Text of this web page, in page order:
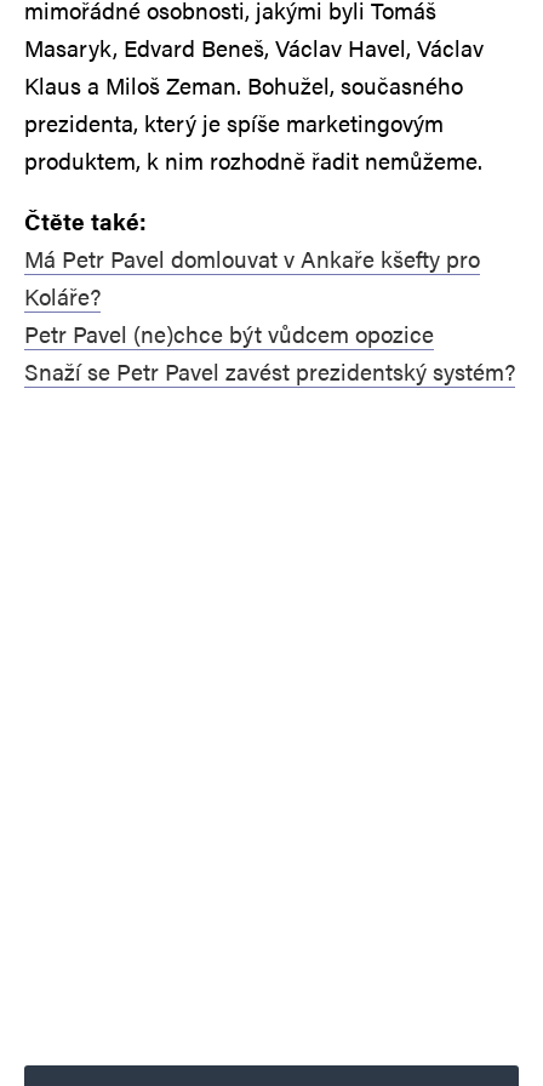
mimořádné osobnosti, jakými byli Tomáš
Masaryk, Edvard Beneš, Václav Havel, Václav
Klaus a Miloš Zeman. Bohužel, současného
prezidenta, který je spíše marketingovým
produktem, k nim rozhodně řadit nemůžeme.
Čtěte také:
Má Petr Pavel domlouvat v Ankaře kšefty pro
Koláře?
Petr Pavel (ne)chce být vůdcem opozice
Snaží se Petr Pavel zavést prezidentský systém?